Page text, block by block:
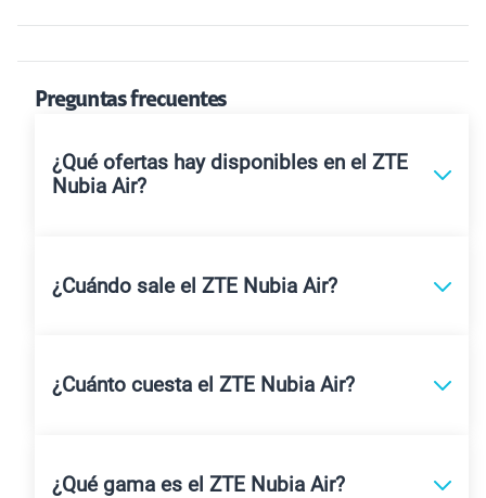
Preguntas frecuentes
¿Qué ofertas hay disponibles en el ZTE
Nubia Air?
¿Cuándo sale el ZTE Nubia Air?
¿Cuánto cuesta el ZTE Nubia Air?
¿Qué gama es el ZTE Nubia Air?